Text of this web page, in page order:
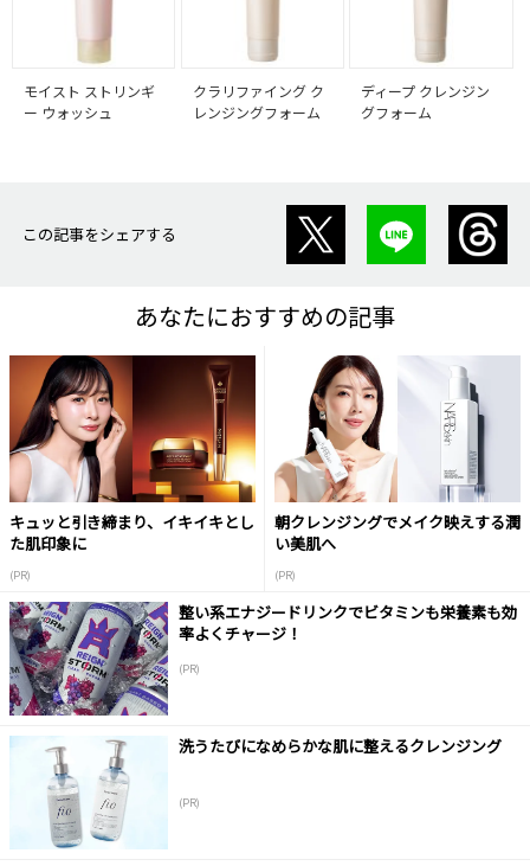
モイスト ストリンギ
ー ウォッシュ
クラリファイング ク
レンジングフォーム
ディープ クレンジン
グフォーム
この記事をシェアする
あなたにおすすめの記事
キュッと引き締まり、イキイキとし
た肌印象に
(PR)
朝クレンジングでメイク映えする潤
い美肌へ
(PR)
整い系エナジードリンクでビタミンも栄養素も効
率よくチャージ！
(PR)
洗うたびになめらかな肌に整えるクレンジング
(PR)